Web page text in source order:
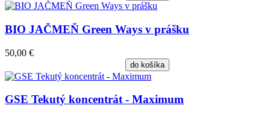
BIO JAČMEŇ Green Ways v prášku
50,00 €
do košíka
GSE Tekutý koncentrát - Maximum